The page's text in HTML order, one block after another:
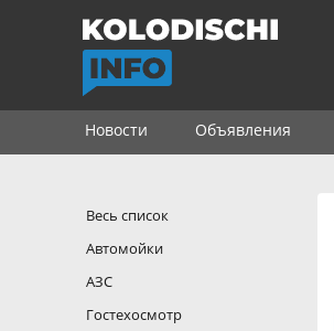
Новости Объявления
Весь список
Автомойки
АЗС
Гостехосмотр